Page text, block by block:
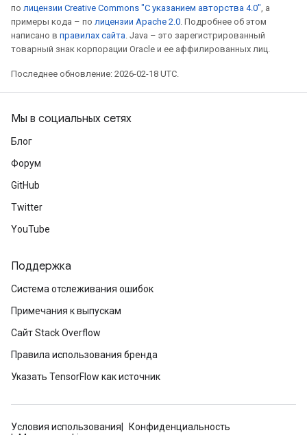
по лицензии Creative Commons "С указанием авторства 4.0", а
примеры кода – по лицензии Apache 2.0. Подробнее об этом
написано в правилах сайта. Java – это зарегистрированный
товарный знак корпорации Oracle и ее аффилированных лиц.
Последнее обновление: 2026-02-18 UTC.
Мы в социальных сетях
Блог
Форум
GitHub
Twitter
YouTube
Поддержка
Система отслеживания ошибок
Примечания к выпускам
Сайт Stack Overflow
Правила использования бренда
Указать TensorFlow как источник
Условия использования
Конфиденциальность